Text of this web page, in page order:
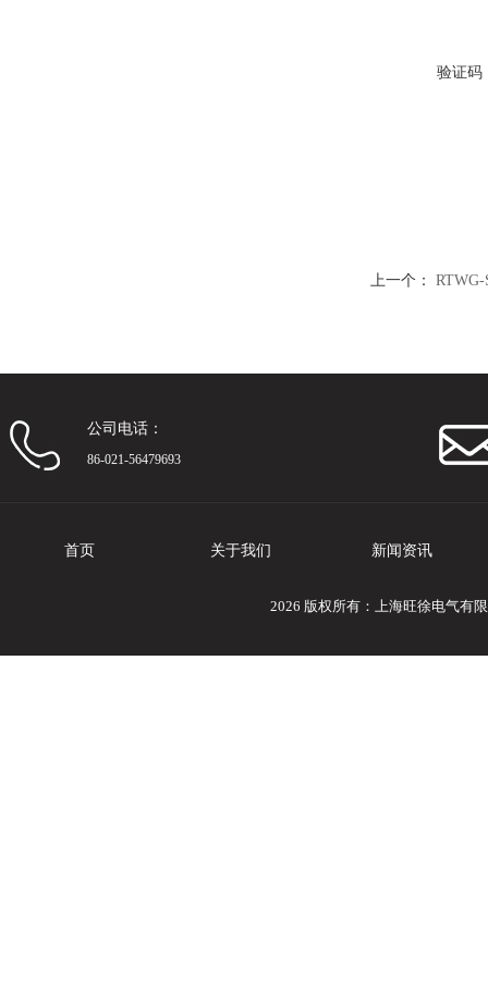
验证码
上一个：
公司电话：
86-021-56479693
首页 关于我们 新闻资讯
2026 版权所有：上海旺徐电气有